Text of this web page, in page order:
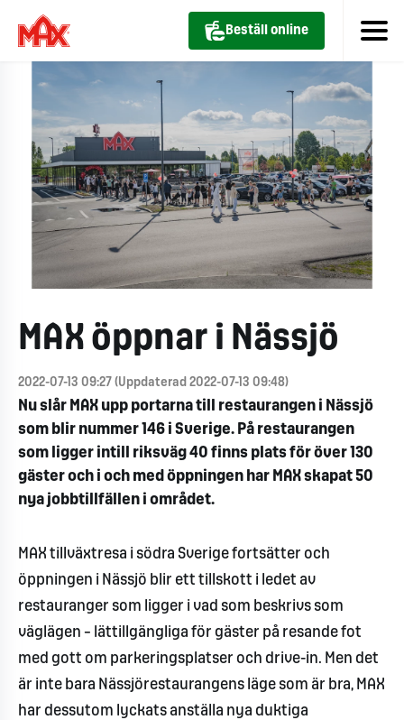
Beställ online
MAX öppnar i Nässjö
2022-07-13 09:27 (Uppdaterad 2022-07-13 09:48)
Nu slår MAX upp portarna till restaurangen i Nässjö
som blir nummer 146 i Sverige. På restaurangen
som ligger intill riksväg 40 finns plats för över 130
gäster och i och med öppningen har MAX skapat 50
nya jobbtillfällen i området.
MAX tillväxtresa i södra Sverige fortsätter och
öppningen i Nässjö blir ett tillskott i ledet av
restauranger som ligger i vad som beskrivs som
väglägen – lättillgängliga för gäster på resande fot
med gott om parkeringsplatser och drive-in. Men det
är inte bara Nässjörestaurangens läge som är bra, MAX
har dessutom lyckats anställa nya duktiga